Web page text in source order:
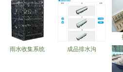
雨水收集系统 成品排水沟